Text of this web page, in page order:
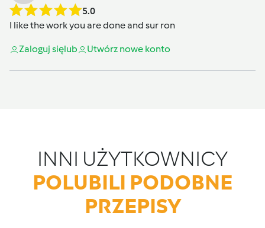
5.0
I like the work you are done and sur ron
Zaloguj sięlub Utwórz nowe konto
INNI UŻYTKOWNICY
POLUBILI PODOBNE
PRZEPISY